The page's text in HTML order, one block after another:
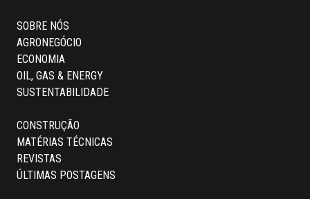
SOBRE NÓS
AGRONEGÓCIO
ECONOMIA
OIL, GAS & ENERGY
SUSTENTABILIDADE
CONSTRUÇÃO
MATÉRIAS TÉCNICAS
REVISTAS
ÚLTIMAS POSTAGENS